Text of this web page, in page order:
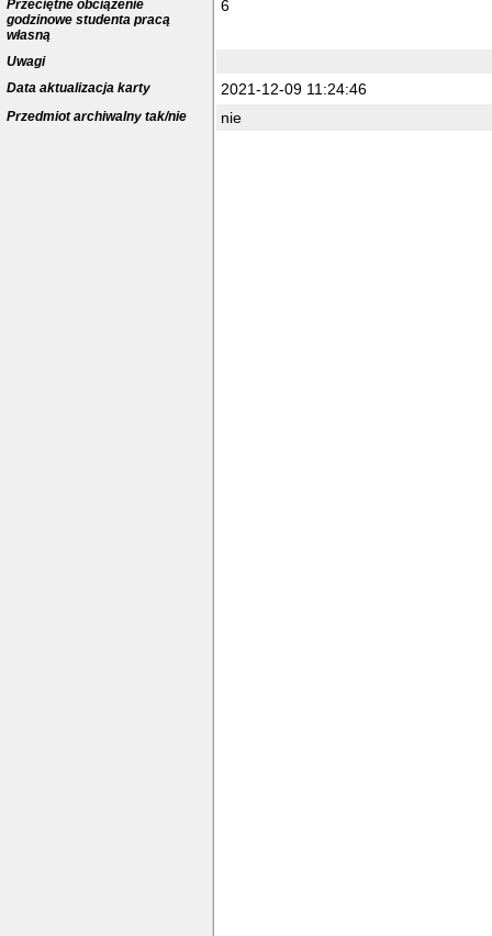
Przeciętne obciążenie
godzinowe studenta pracą
własną
6
Uwagi
Data aktualizacja karty
2021-12-09 11:24:46
Przedmiot archiwalny tak/nie nie